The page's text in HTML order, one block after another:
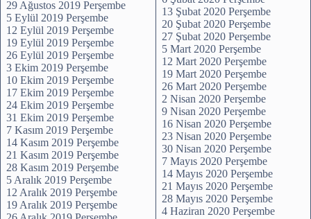
29 Ağustos 2019 Perşembe
5 Eylül 2019 Perşembe
12 Eylül 2019 Perşembe
19 Eylül 2019 Perşembe
26 Eylül 2019 Perşembe
3 Ekim 2019 Perşembe
10 Ekim 2019 Perşembe
17 Ekim 2019 Perşembe
24 Ekim 2019 Perşembe
31 Ekim 2019 Perşembe
7 Kasım 2019 Perşembe
14 Kasım 2019 Perşembe
21 Kasım 2019 Perşembe
28 Kasım 2019 Perşembe
5 Aralık 2019 Perşembe
12 Aralık 2019 Perşembe
19 Aralık 2019 Perşembe
13 Şubat 2020 Perşembe
20 Şubat 2020 Perşembe
27 Şubat 2020 Perşembe
5 Mart 2020 Perşembe
12 Mart 2020 Perşembe
19 Mart 2020 Perşembe
26 Mart 2020 Perşembe
2 Nisan 2020 Perşembe
9 Nisan 2020 Perşembe
16 Nisan 2020 Perşembe
23 Nisan 2020 Perşembe
30 Nisan 2020 Perşembe
7 Mayıs 2020 Perşembe
14 Mayıs 2020 Perşembe
21 Mayıs 2020 Perşembe
28 Mayıs 2020 Perşembe
4 Haziran 2020 Perşembe